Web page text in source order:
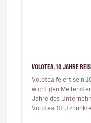
VOLOTEA, 10 JAHRE
Volotea feiert sein
wichtigen
Jahre des
Volotea-Stützpunkten